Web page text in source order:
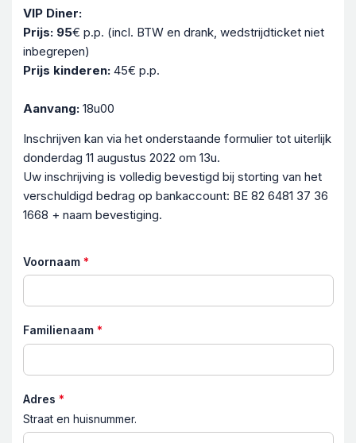
VIP Diner:
Prijs: 95€ p.p. (incl. BTW en drank, wedstrijdticket niet
inbegrepen)
Prijs kinderen: 45€ p.p.
Aanvang: 18u00
Inschrijven kan via het onderstaande formulier tot uiterlijk
donderdag 11 augustus 2022 om 13u.
Uw inschrijving is volledig bevestigd bij storting van het
verschuldigd bedrag op bankaccount: BE 82 6481 37 36
1668 + naam bevestiging.
Voornaam *
Familienaam *
Adres *
Straat en huisnummer.